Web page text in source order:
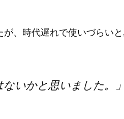
が、時代遅れで使いづらい
いかと思いました。」